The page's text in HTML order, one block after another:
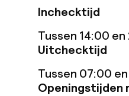
Gratis wifi
Tuin
Terras
Inchecktijd
Tussen 14:00 en
Uitchecktijd
Tussen 07:00
Openingstijden